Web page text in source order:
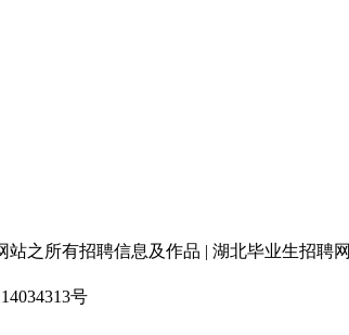
之所有招聘信息及作品 | 湖北毕业生招聘网
号